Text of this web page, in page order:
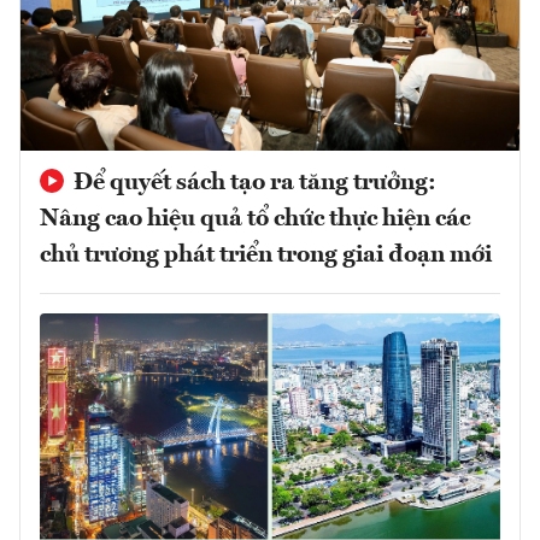
Để quyết sách tạo ra tăng trưởng:
Nâng cao hiệu quả tổ chức thực hiện các
chủ trương phát triển trong giai đoạn mới